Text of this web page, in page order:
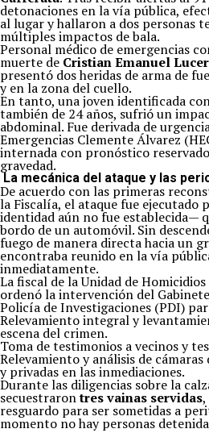
detonaciones en la vía pública,
al lugar y hallaron a dos personas
múltiples impactos de bala.
Personal médico de emergencias
muerte de Cristian Emanuel
presentó dos heridas de arma de
y en la zona del cuello.
En tanto, una joven identificada
también de 24 años, sufrió un
abdominal. Fue derivada de
Emergencias Clemente Álvarez
internada con pronóstico
gravedad.
La mecánica del ataque y las
De acuerdo con las primeras
la Fiscalía, el ataque fue ejecutado
identidad aún no fue establecida—
bordo de un automóvil. Sin
fuego de manera directa hacia un
encontraba reunido en la vía
inmediatamente.
La fiscal de la Unidad de Homicidios
ordenó la intervención del
Policía de Investigaciones (PDI)
Relevamiento integral y
escena del crimen.
Toma de testimonios a vecinos y
Relevamiento y análisis de
y privadas en las inmediaciones.
Durante las diligencias sobre la
secuestrarontres vainas servidas,
resguardo para ser sometidas a
momento no hay personas